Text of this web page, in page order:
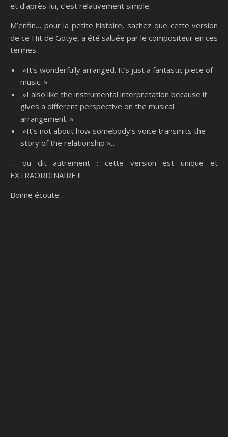
et d’après-lui, c’est relativement simple.
M’enfin… pour la petite histoire, sachez que cette version
de ce Hit de Gotye, a été saluée par le compositeur en ces
termes :
»It’s wonderfully arranged. It’s just a fantastic piece of
music. »
»I also like the instrumental interpretation because it
gives a different perspective on the musical
arrangement. »
»It’s not about how somebody’s voice transmits the
story of the relationship »…
… ou dit autrement : cette version est unique et
EXTRAORDINAIRE !!
Bonne écoute…